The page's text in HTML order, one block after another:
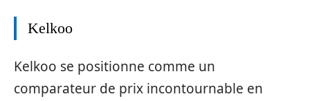
Kelkoo
Kelkoo se positionne comme un
comparateur de prix incontournable en